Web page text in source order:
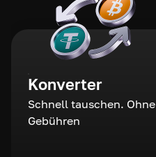
Konverter
Schnell tauschen. Ohne
Gebühren